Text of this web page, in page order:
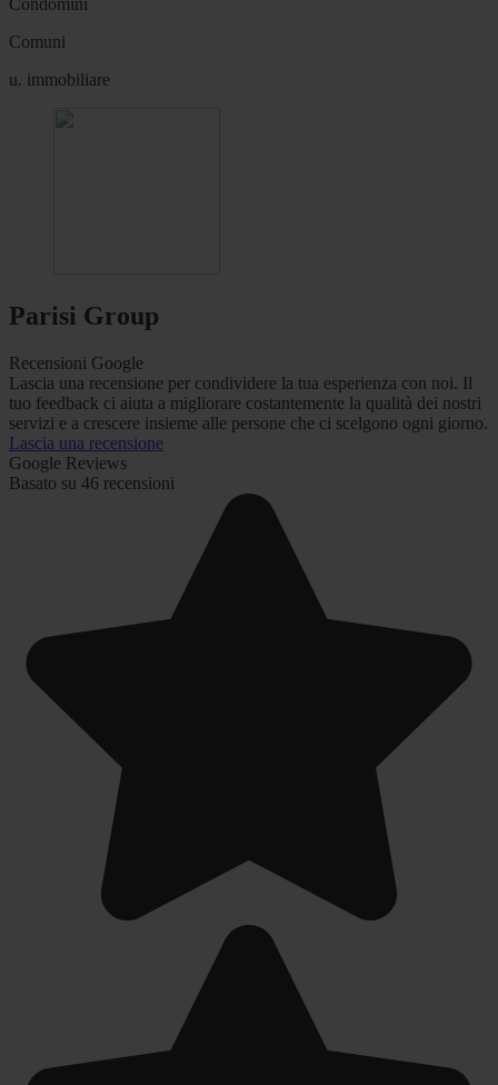
Comuni
u. immobiliare
Parisi Group
Recensioni Google
Lascia una recensione per condividere la tua esperienza con noi. Il
tuo feedback ci aiuta a migliorare costantemente la qualità dei nostri
servizi e a crescere insieme alle persone che ci scelgono ogni giorno.
Lascia una recensione
Google Reviews
Basato su 46 recensioni